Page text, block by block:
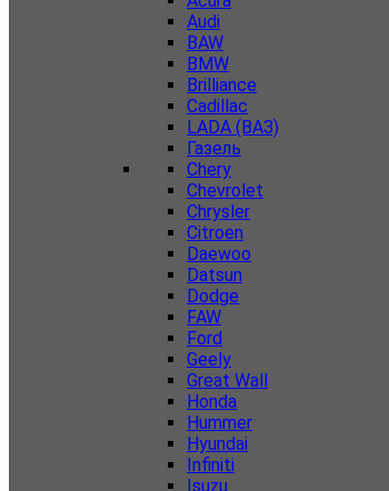
Audi
BAW
BMW
Brilliance
Cadillac
LADA (ВАЗ)
Газель
Chery
Chevrolet
Chrysler
Citroen
Daewoo
Datsun
Dodge
FAW
Ford
Geely
Great Wall
Honda
Hummer
Hyundai
Infiniti
Isuzu